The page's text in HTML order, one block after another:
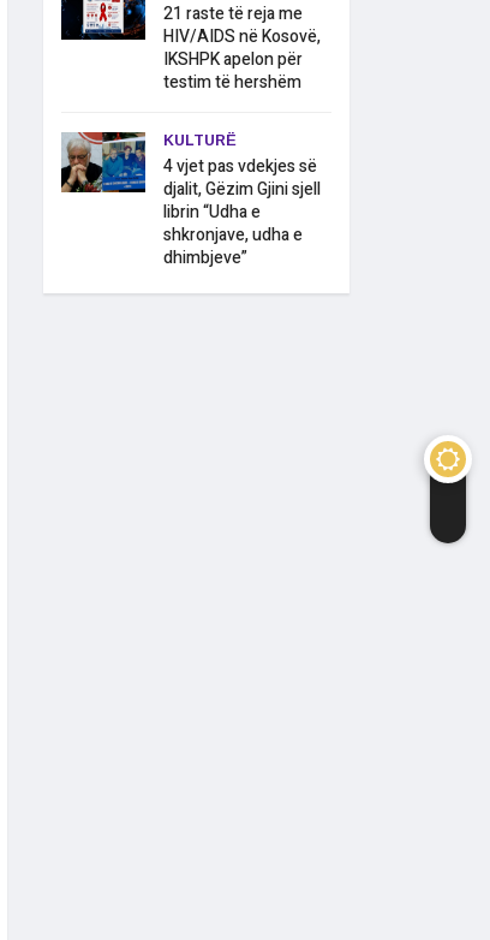
21 raste të reja me
HIV/AIDS në Kosovë,
IKSHPK apelon për
testim të hershëm
KULTURË
4 vjet pas vdekjes së
djalit, Gëzim Gjini sjell
librin “Udha e
shkronjave, udha e
dhimbjeve”